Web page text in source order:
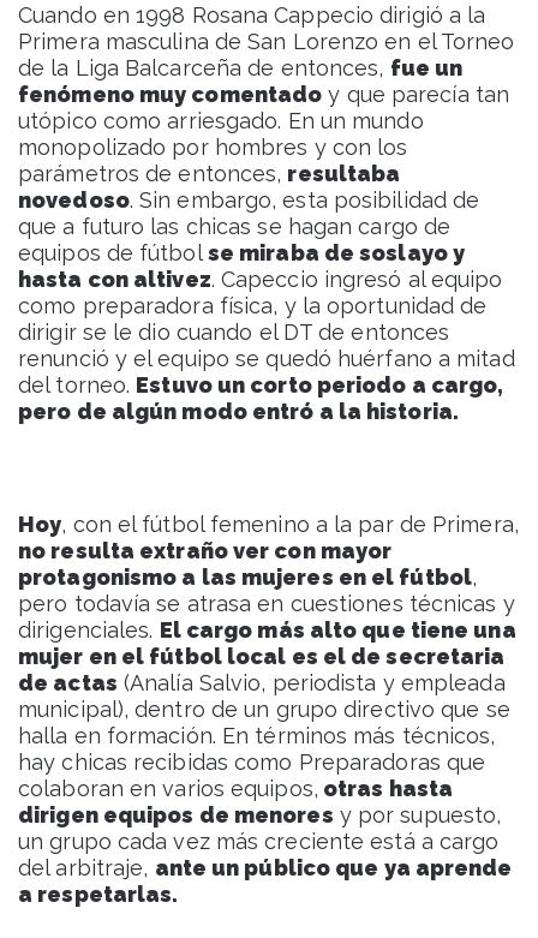
Cuando en 1998 Rosana Cappecio dirigió a la
Primera masculina de San Lorenzo en el Torneo
de la Liga Balcarceña de entonces, fue un
fenómeno muy comentado y que parecía tan
utópico como arriesgado. En un mundo
monopolizado por hombres y con los
parámetros de entonces, resultaba
novedoso. Sin embargo, esta posibilidad de
que a futuro las chicas se hagan cargo de
equipos de fútbolse miraba de soslayo y
hasta con altivez. Capeccio ingresó al equipo
como preparadora física, y la oportunidad de
dirigir se le dio cuando el DT de entonces
renunció y el equipo se quedó huérfano a mitad
del torneo. Estuvo un corto periodo a cargo,
pero de algún modo entró a la historia.
Hoy, con el fútbol femenino a la par de Primera,
no resulta extraño ver con mayor
protagonismo a las mujeres en el fútbol,
pero todavía se atrasa en cuestiones técnicas y
dirigenciales. El cargo más alto que tiene una
mujer en el fútbol local es el de secretaria
de actas (Analía Salvio, periodista y empleada
municipal), dentro de un grupo directivo que se
halla en formación. En términos más técnicos,
hay chicas recibidas como Preparadoras que
colaboran en varios equipos, otras hasta
dirigen equipos de menores y por supuesto,
un grupo cada vez más creciente está a cargo
del arbitraje, ante un público que ya aprende
a respetarlas.